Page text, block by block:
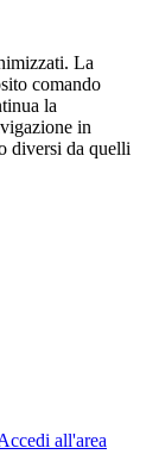
La
comando
la
in
diversi da quelli
all'area